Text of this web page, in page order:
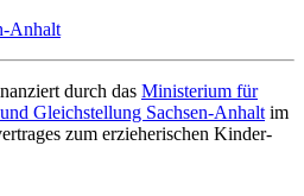
durch das Ministerium für
Gleichstellung Sachsen-Anhalt im
zum erzieherischen Kinder-